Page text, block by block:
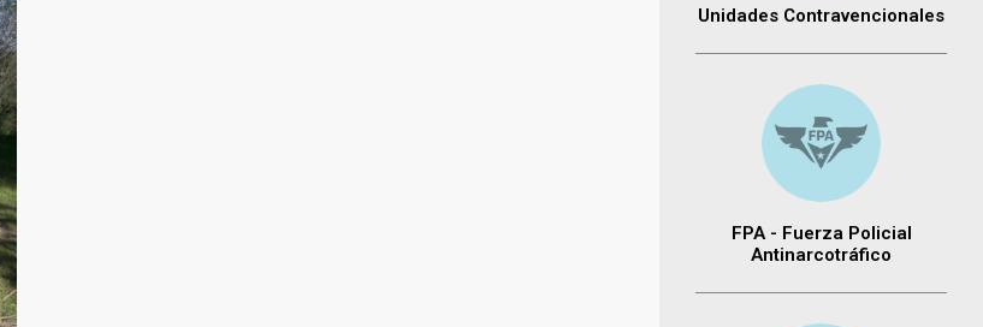
Unidades Contravencionales
FPA - Fuerza Policial
Antinarcotráfico